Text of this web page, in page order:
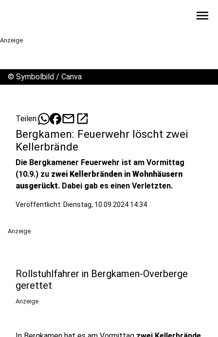
menu
Anzeige
© Symbolbild / Canva
Teilen: mailopen_in_new
Bergkamen: Feuerwehr löscht zwei
Kellerbrände
Die Bergkamener Feuerwehr ist am Vormittag
(10.9.) zu zwei Kellerbränden in Wohnhäusern
ausgerückt. Dabei gab es einen Verletzten.
Veröffentlicht: Dienstag, 10.09.2024 14:34
Anzeige
Rollstuhlfahrer in Bergkamen-Overberge
gerettet
Anzeige